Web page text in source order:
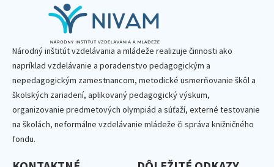
Národný inštitút vzdelávania a mládeže realizuje činnosti ako
napríklad vzdelávanie a poradenstvo pedagogickým a
nepedagogickým zamestnancom, metodické usmerňovanie škôl a
školských zariadení, aplikovaný pedagogický výskum,
organizovanie predmetových olympiád a súťaží, externé testovanie
na školách, neformálne vzdelávanie mládeže či správa knižničného
fondu.